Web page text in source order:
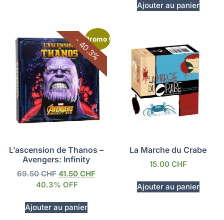
Ajouter au panier
Promo !
- 40.3%
L’ascension de Thanos –
Avengers: Infinity
69.50CHF 41.50 CHF
40.3% OFF
Ajouter au panier
La Marche du Crabe
15.00 CHF
Ajouter au panier